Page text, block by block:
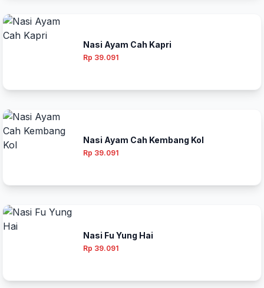
Nasi Ayam Cah Kapri
Rp 39.091
Nasi Ayam Cah Kembang Kol
Rp 39.091
Nasi Fu Yung Hai
Rp 39.091